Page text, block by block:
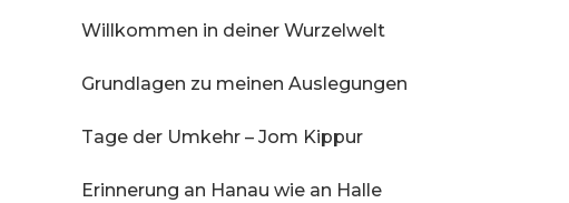
Willkommen in deiner Wurzelwelt
Grundlagen zu meinen Auslegungen
Tage der Umkehr – Jom Kippur
Erinnerung an Hanau wie an Halle